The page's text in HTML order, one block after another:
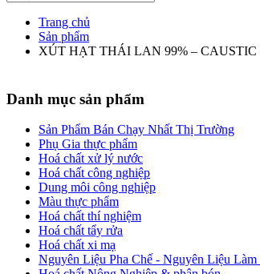
Trang chủ
Sản phẩm
XÚT HẠT THÁI LAN 99% –
Danh mục sản phẩm
Sản Phẩm Bán Chạy Nhất Thị Trường
Phụ Gia thực phẩm
Hoá chất xử lý nước
Hoá chất công nghiệp
Dung môi công nghiệp
Màu thực phẩm
Hoá chất thí nghiệm
Hoá chất tẩy rửa
Hoá chất xi mạ
Nguyên Liệu Pha Chế - Nguyên Liệu